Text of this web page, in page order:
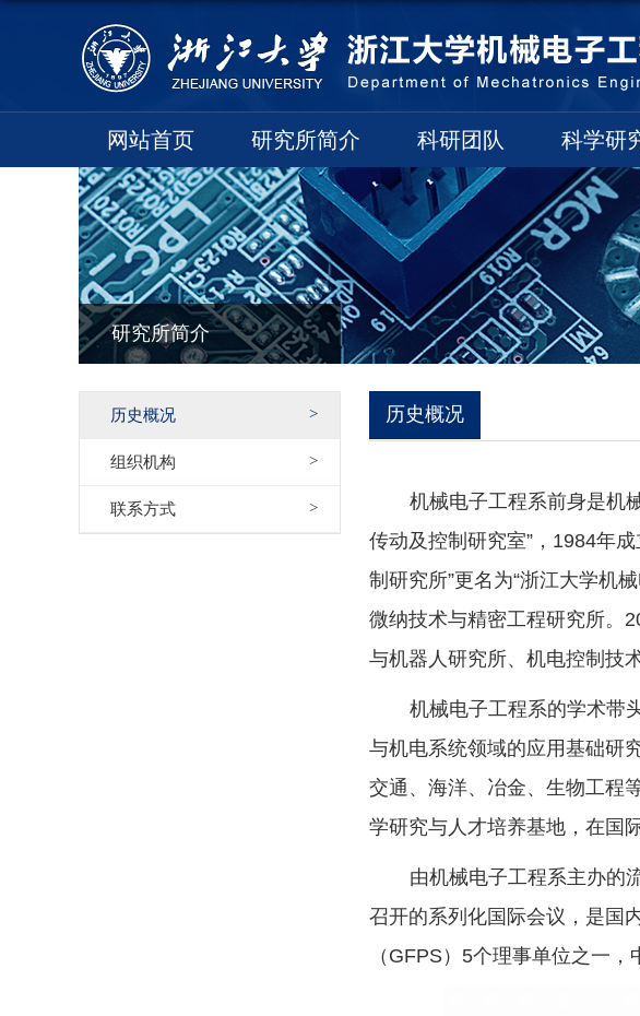
网站首页 研究所简介 科研团队 科学研
研究所简介
历史概况
组织机构
联系方式
历史概况
机械电子工程系前身是机
传动及控制研究室”，1984年
制研究所”更名为“浙江大学机
微纳技术与精密工程研究所。
与机器人研究所、机电控制技
机械电子工程系的学术带
与机电系统领域的应用基础研
交通、海洋、冶金、生物工程
学研究与人才培养基地，在国
由机械电子工程系主办的
召开的系列化国际会议，是国
（GFPS）5个理事单位之一